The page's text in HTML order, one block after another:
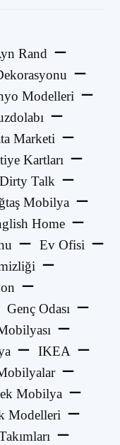
Rand
Modelleri
Marketi
Kartları
Dirty Talk
Mobilya
Home
Ev Ofisi
Genç Odası
IKEA
Mobilya
Modelleri